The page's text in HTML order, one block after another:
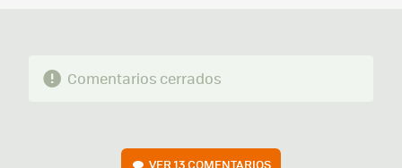
Comentarios cerrados
VER 13 COMENTARIOS